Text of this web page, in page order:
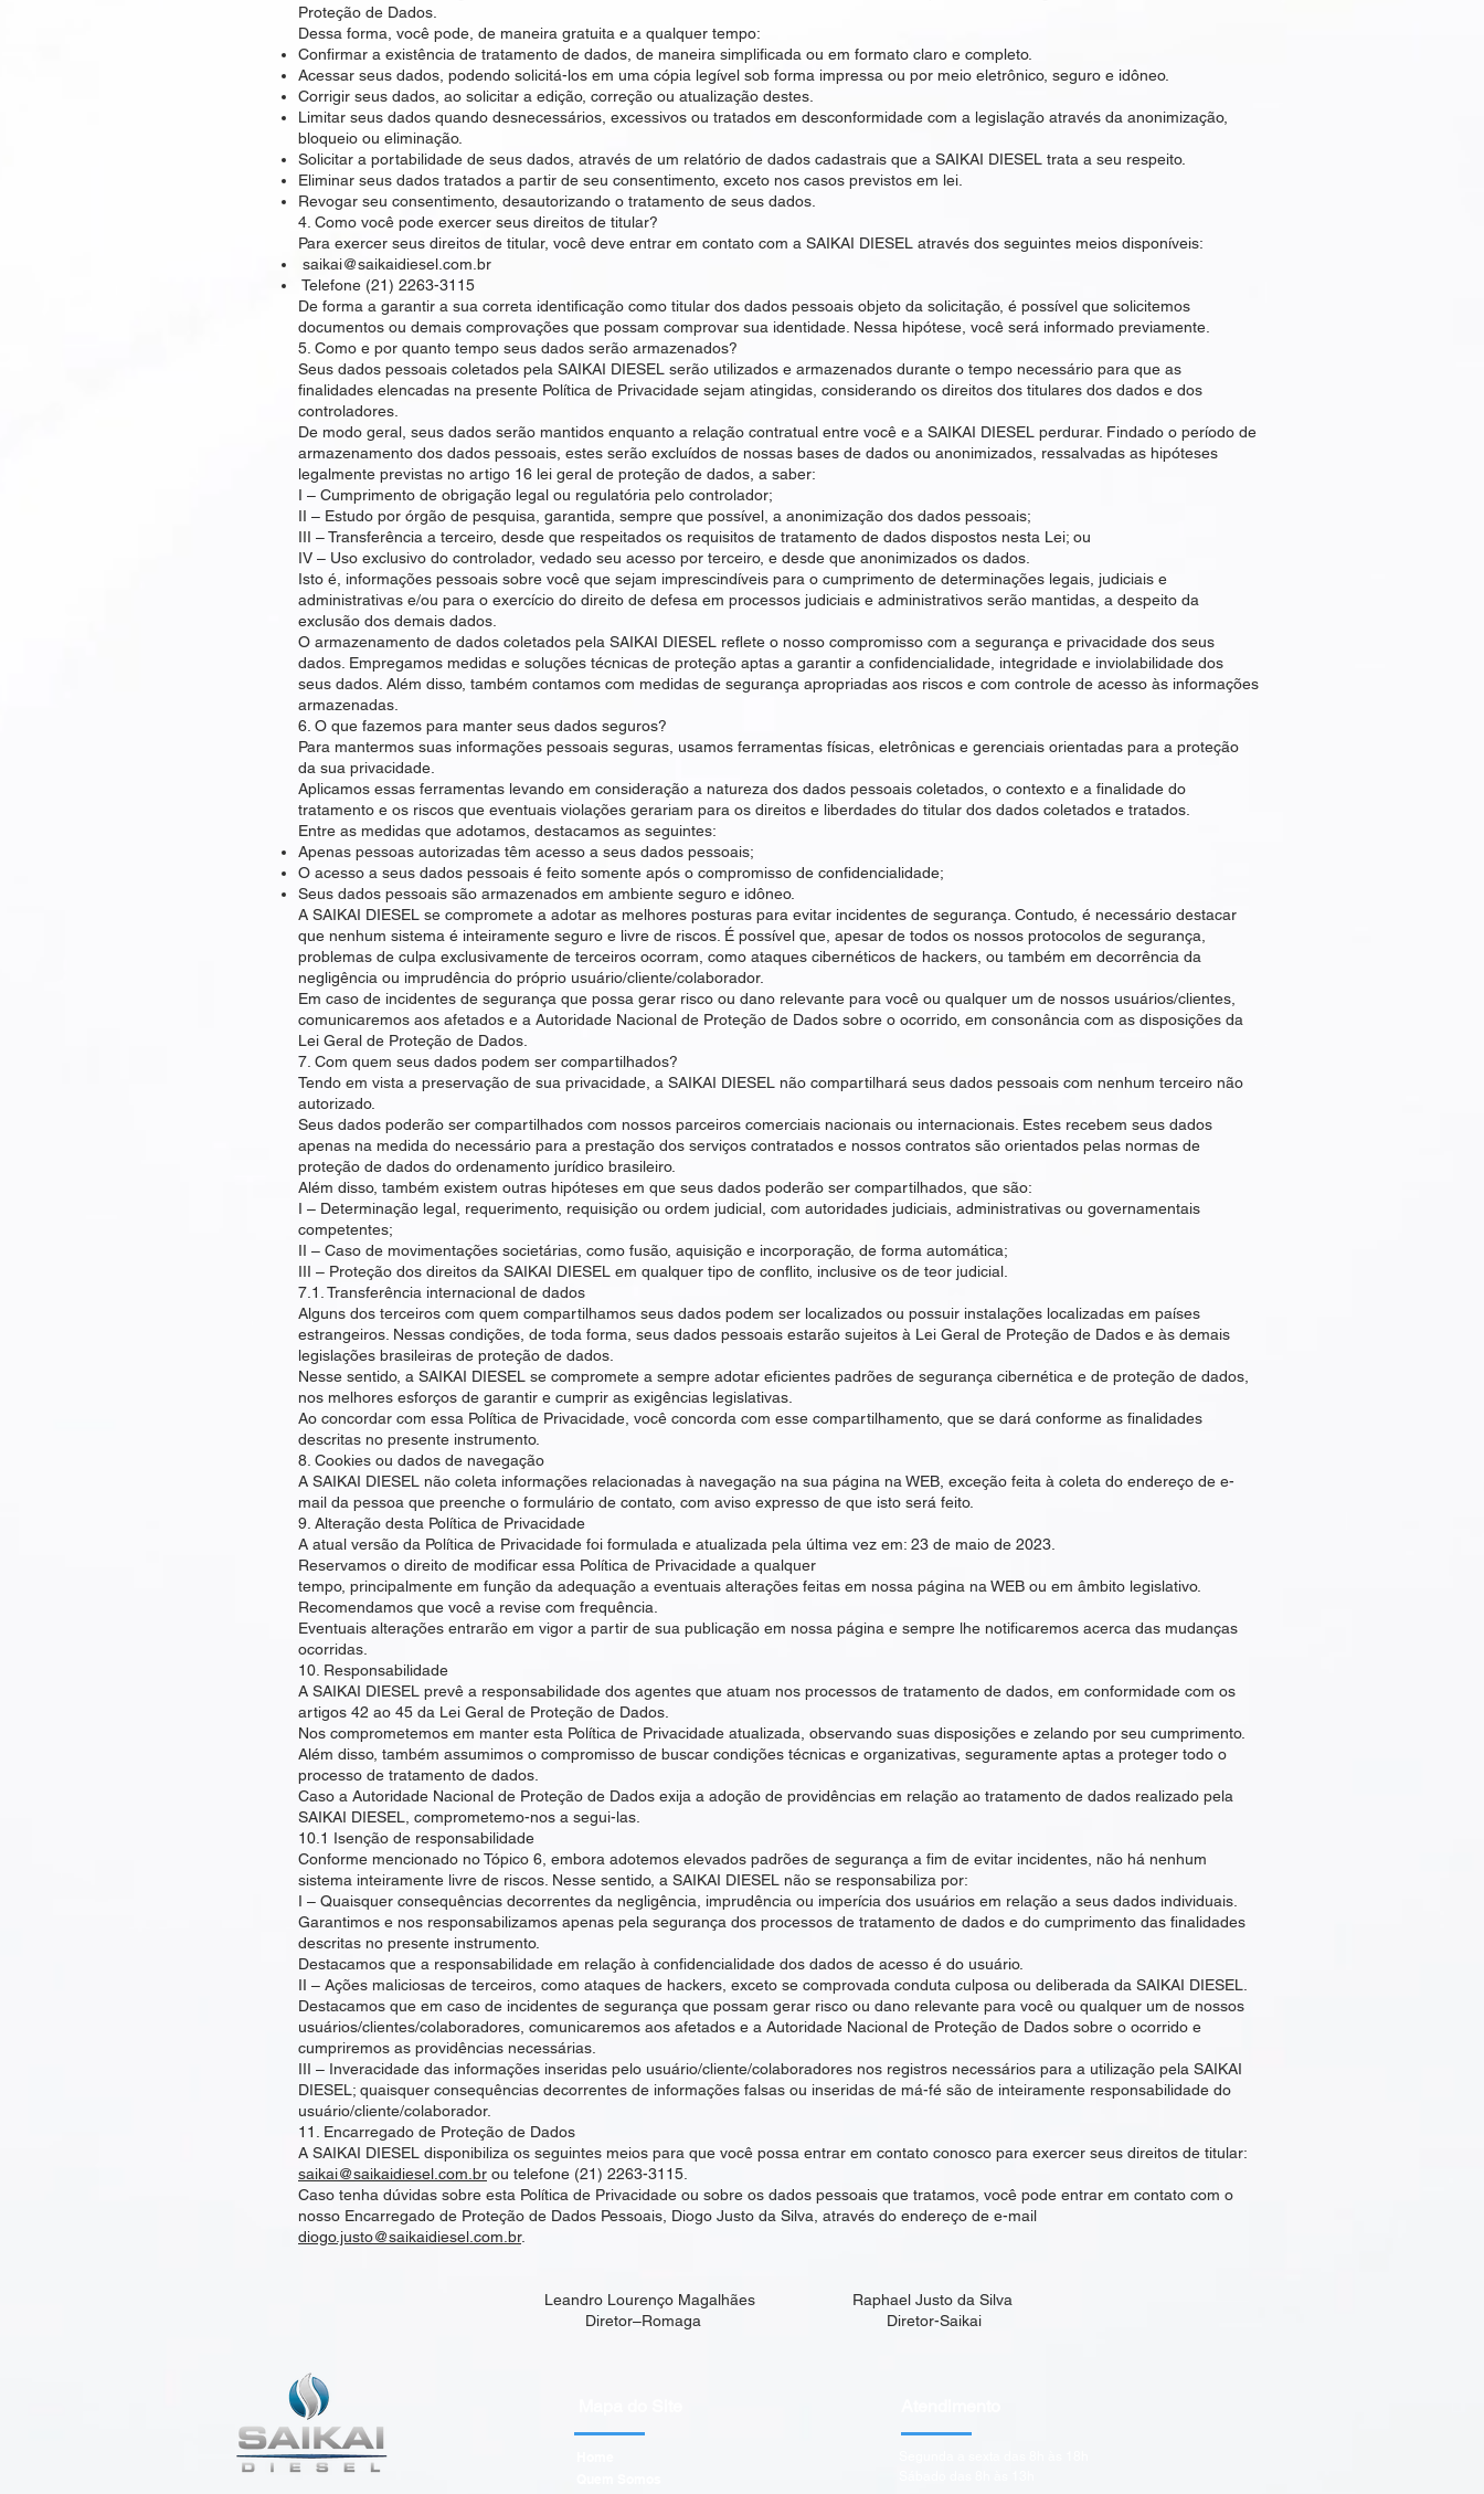
Proteção de Dados.
Dessa forma, você pode, de maneira gratuita e a qualquer tempo:
Confirmar a existência de tratamento de dados, de maneira simplificada ou em formato claro e completo.
Acessar seus dados, podendo solicitá-los em uma cópia legível sob forma impressa ou por meio eletrônico, seguro e idôneo.
Corrigir seus dados, ao solicitar a edição, correção ou atualização destes.
Limitar seus dados quando desnecessários, excessivos ou tratados em desconformidade com a legislação através da anonimização,
bloqueio ou eliminação.
Solicitar a portabilidade de seus dados, através de um relatório de dados cadastrais que a SAIKAI DIESEL trata a seu respeito.
Eliminar seus dados tratados a partir de seu consentimento, exceto nos casos previstos em lei.
Revogar seu consentimento, desautorizando o tratamento de seus dados.
4. Como você pode exercer seus direitos de titular?
Para exercer seus direitos de titular, você deve entrar em contato com a SAIKAI DIESEL através dos seguintes meios disponíveis:
saikai@saikaidiesel.com.br
Telefone (21) 2263-3115
De forma a garantir a sua correta identificação como titular dos dados pessoais objeto da solicitação, é possível que solicitemos
documentos ou demais comprovações que possam comprovar sua identidade. Nessa hipótese, você será informado previamente.
5. Como e por quanto tempo seus dados serão armazenados?
Seus dados pessoais coletados pela SAIKAI DIESEL serão utilizados e armazenados durante o tempo necessário para que as
finalidades elencadas na presente Política de Privacidade sejam atingidas, considerando os direitos dos titulares dos dados e dos
controladores.
De modo geral, seus dados serão mantidos enquanto a relação contratual entre você e a SAIKAI DIESEL perdurar. Findado o período de
armazenamento dos dados pessoais, estes serão excluídos de nossas bases de dados ou anonimizados, ressalvadas as hipóteses
legalmente previstas no artigo 16 lei geral de proteção de dados, a saber:
I – Cumprimento de obrigação legal ou regulatória pelo controlador;
II – Estudo por órgão de pesquisa, garantida, sempre que possível, a anonimização dos dados pessoais;
III – Transferência a terceiro, desde que respeitados os requisitos de tratamento de dados dispostos nesta Lei; ou
IV – Uso exclusivo do controlador, vedado seu acesso por terceiro, e desde que anonimizados os dados.
Isto é, informações pessoais sobre você que sejam imprescindíveis para o cumprimento de determinações legais, judiciais e
administrativas e/ou para o exercício do direito de defesa em processos judiciais e administrativos serão mantidas, a despeito da
exclusão dos demais dados.
O armazenamento de dados coletados pela SAIKAI DIESEL reflete o nosso compromisso com a segurança e privacidade dos seus
dados. Empregamos medidas e soluções técnicas de proteção aptas a garantir a confidencialidade, integridade e inviolabilidade dos
seus dados. Além disso, também contamos com medidas de segurança apropriadas aos riscos e com controle de acesso às informações
armazenadas.
6. O que fazemos para manter seus dados seguros?
Para mantermos suas informações pessoais seguras, usamos ferramentas físicas, eletrônicas e gerenciais orientadas para a proteção
da sua privacidade.
Aplicamos essas ferramentas levando em consideração a natureza dos dados pessoais coletados, o contexto e a finalidade do
tratamento e os riscos que eventuais violações gerariam para os direitos e liberdades do titular dos dados coletados e tratados.
Entre as medidas que adotamos, destacamos as seguintes:
Apenas pessoas autorizadas têm acesso a seus dados pessoais;
O acesso a seus dados pessoais é feito somente após o compromisso de confidencialidade;
Seus dados pessoais são armazenados em ambiente seguro e idôneo.
A SAIKAI DIESEL se compromete a adotar as melhores posturas para evitar incidentes de segurança. Contudo, é necessário destacar
que nenhum sistema é inteiramente seguro e livre de riscos. É possível que, apesar de todos os nossos protocolos de segurança,
problemas de culpa exclusivamente de terceiros ocorram, como ataques cibernéticos de hackers, ou também em decorrência da
negligência ou imprudência do próprio usuário/cliente/colaborador.
Em caso de incidentes de segurança que possa gerar risco ou dano relevante para você ou qualquer um de nossos usuários/clientes,
comunicaremos aos afetados e a Autoridade Nacional de Proteção de Dados sobre o ocorrido, em consonância com as disposições da
Lei Geral de Proteção de Dados.
7. Com quem seus dados podem ser compartilhados?
Tendo em vista a preservação de sua privacidade, a SAIKAI DIESEL não compartilhará seus dados pessoais com nenhum terceiro não
autorizado.
Seus dados poderão ser compartilhados com nossos parceiros comerciais nacionais ou internacionais. Estes recebem seus dados
apenas na medida do necessário para a prestação dos serviços contratados e nossos contratos são orientados pelas normas de
proteção de dados do ordenamento jurídico brasileiro.
Além disso, também existem outras hipóteses em que seus dados poderão ser compartilhados, que são:
I – Determinação legal, requerimento, requisição ou ordem judicial, com autoridades judiciais, administrativas ou governamentais
competentes;
II – Caso de movimentações societárias, como fusão, aquisição e incorporação, de forma automática;
III – Proteção dos direitos da SAIKAI DIESEL em qualquer tipo de conflito, inclusive os de teor judicial.
7.1. Transferência internacional de dados
Alguns dos terceiros com quem compartilhamos seus dados podem ser localizados ou possuir instalações localizadas em países
estrangeiros. Nessas condições, de toda forma, seus dados pessoais estarão sujeitos à Lei Geral de Proteção de Dados e às demais
legislações brasileiras de proteção de dados.
Nesse sentido, a SAIKAI DIESEL se compromete a sempre adotar eficientes padrões de segurança cibernética e de proteção de dados,
nos melhores esforços de garantir e cumprir as exigências legislativas.
Ao concordar com essa Política de Privacidade, você concorda com esse compartilhamento, que se dará conforme as finalidades
descritas no presente instrumento.
8. Cookies ou dados de navegação
A SAIKAI DIESEL não coleta informações relacionadas à navegação na sua página na WEB, exceção feita à coleta do endereço de e-
mail da pessoa que preenche o formulário de contato, com aviso expresso de que isto será feito.
9. Alteração desta Política de Privacidade
A atual versão da Política de Privacidade foi formulada e atualizada pela última vez em: 23 de maio de 2023.
Reservamos o direito de modificar essa Política de Privacidade a qualquer
tempo, principalmente em função da adequação a eventuais alterações feitas em nossa página na WEB ou em âmbito legislativo.
Recomendamos que você a revise com frequência.
Eventuais alterações entrarão em vigor a partir de sua publicação em nossa página e sempre lhe notificaremos acerca das mudanças
ocorridas.
10. Responsabilidade
A SAIKAI DIESEL prevê a responsabilidade dos agentes que atuam nos processos de tratamento de dados, em conformidade com os
artigos 42 ao 45 da Lei Geral de Proteção de Dados.
Nos comprometemos em manter esta Política de Privacidade atualizada, observando suas disposições e zelando por seu cumprimento.
Além disso, também assumimos o compromisso de buscar condições técnicas e organizativas, seguramente aptas a proteger todo o
processo de tratamento de dados.
Caso a Autoridade Nacional de Proteção de Dados exija a adoção de providências em relação ao tratamento de dados realizado pela
SAIKAI DIESEL, comprometemo-nos a segui-las.
10.1 Isenção de responsabilidade
Conforme mencionado no Tópico 6, embora adotemos elevados padrões de segurança a fim de evitar incidentes, não há nenhum
sistema inteiramente livre de riscos. Nesse sentido, a SAIKAI DIESEL não se responsabiliza por:
I – Quaisquer consequências decorrentes da negligência, imprudência ou imperícia dos usuários em relação a seus dados individuais.
Garantimos e nos responsabilizamos apenas pela segurança dos processos de tratamento de dados e do cumprimento das finalidades
descritas no presente instrumento.
Destacamos que a responsabilidade em relação à confidencialidade dos dados de acesso é do usuário.
II – Ações maliciosas de terceiros, como ataques de hackers, exceto se comprovada conduta culposa ou deliberada da SAIKAI DIESEL.
Destacamos que em caso de incidentes de segurança que possam gerar risco ou dano relevante para você ou qualquer um de nossos
usuários/clientes/colaboradores, comunicaremos aos afetados e a Autoridade Nacional de Proteção de Dados sobre o ocorrido e
cumpriremos as providências necessárias.
III – Inveracidade das informações inseridas pelo usuário/cliente/colaboradores nos registros necessários para a utilização pela SAIKAI
DIESEL; quaisquer consequências decorrentes de informações falsas ou inseridas de má-fé são de inteiramente responsabilidade do
usuário/cliente/colaborador.
11. Encarregado de Proteção de Dados
A SAIKAI DIESEL disponibiliza os seguintes meios para que você possa entrar em contato conosco para exercer seus direitos de titular:
saikai@saikaidiesel.com.br ou telefone (21) 2263-3115.
Caso tenha dúvidas sobre esta Política de Privacidade ou sobre os dados pessoais que tratamos, você pode entrar em contato com o
nosso Encarregado de Proteção de Dados Pessoais, Diogo Justo da Silva, através do endereço de e-mail
diogo.justo@saikaidiesel.com.br.
Leandro Lourenço Magalhães Raphael Justo da Silva
Diretor–Romaga Diretor-Saikai